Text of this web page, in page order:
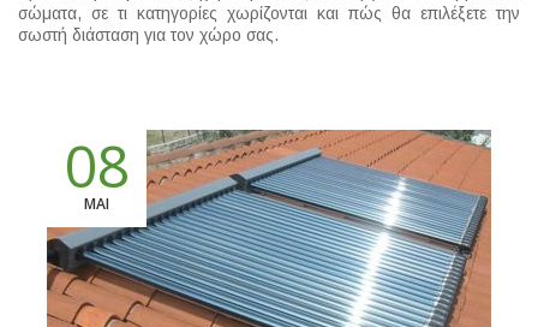
σώματα, σε τι κατηγορίες χωρίζονται και πώς θα επιλέξετε την
σωστή διάσταση για τον χώρο σας.
08
ΜΑΙ